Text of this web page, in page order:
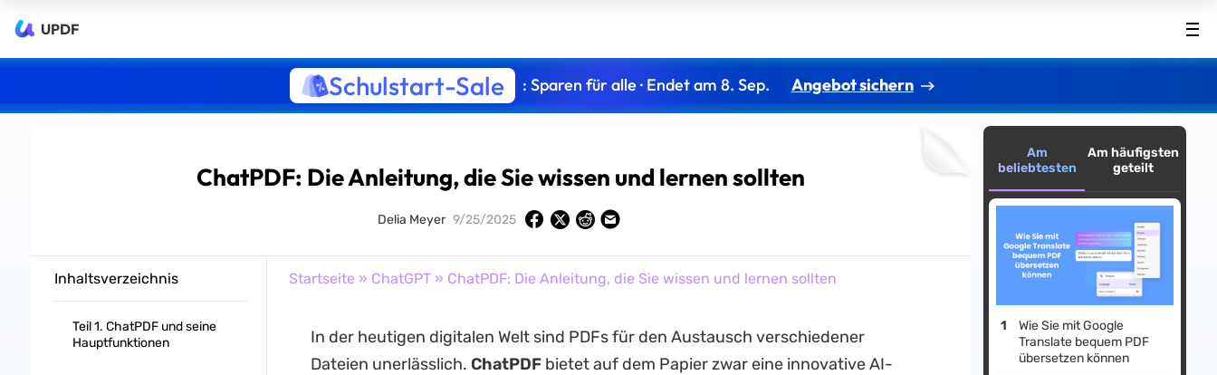
UPDF
Schulstart-Sale : Sparen für alle · Endet am 8. Sep. Angebot sichern
ChatPDF: Die Anleitung, die Sie wissen und lernen sollten
Delia Meyer 9/25/2025
Inhaltsverzeichnis
Teil 1. ChatPDF und seine
Hauptfunktionen
Startseite » ChatGPT» ChatPDF: Die Anleitung, die Sie wissen und lernen sollten
In der heutigen digitalen Welt sind PDFs für den Austausch verschiedener
Dateien unerlässlich. ChatPDFbietet auf dem Papier zwar eine innovative AI-
Am
beliebtesten
Am häufigsten
geteilt
Wie Sie mit Google
Translate bequem PDF
übersetzen können